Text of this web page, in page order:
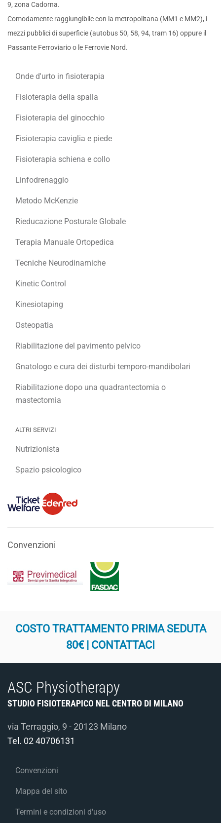
9, zona Cadorna.
Comodamente raggiungibile con la metropolitana (MM1 e MM2), i
mezzi pubblici di superficie (autobus 50, 58, 94, tram 16) oppure il
Passante Ferroviario o le Ferrovie Nord.
Onde d'urto in fisioterapia
Fisioterapia della spalla
Fisioterapia del ginocchio
Fisioterapia caviglia e piede
Fisioterapia schiena e collo
Linfodrenaggio
Metodo McKenzie
Rieducazione Posturale Globale
Terapia Manuale Ortopedica
Tecniche Neurodinamiche
Kinetic Control
Kinesiotaping
Osteopatia
Riabilitazione del pavimento pelvico
Gnatologo e cura dei disturbi temporo-mandibolari
Riabilitazione dopo una quadrantectomia o
mastectomia
ALTRI SERVIZI
Nutrizionista
Spazio psicologico
Convenzioni
COSTO TRATTAMENTO PRIMA SEDUTA
80€ | CONTATTACI
ASC Physiotherapy
STUDIO FISIOTERAPICO NEL CENTRO DI MILANO
via Terraggio, 9 - 20123 Milano
Tel. 02 40706131
Convenzioni
Mappa del sito
Termini e condizioni d'uso